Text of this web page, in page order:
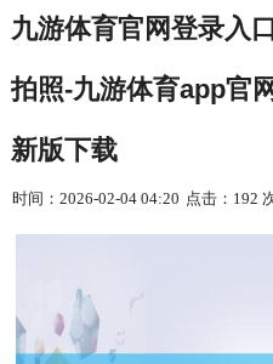
九游体育官网登录入
拍照-九游体育app官
新版下载
时间：2026-02-04 04:20 点击：192